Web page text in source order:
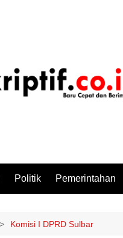
Politik Pemerintahan
Komisi I DPRD Sulbar